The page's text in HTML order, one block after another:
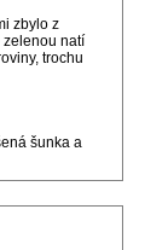
zbylo z
zelenou natí
trochu
šunka a